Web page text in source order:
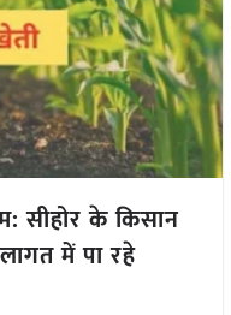
के किसान
में पा रहे